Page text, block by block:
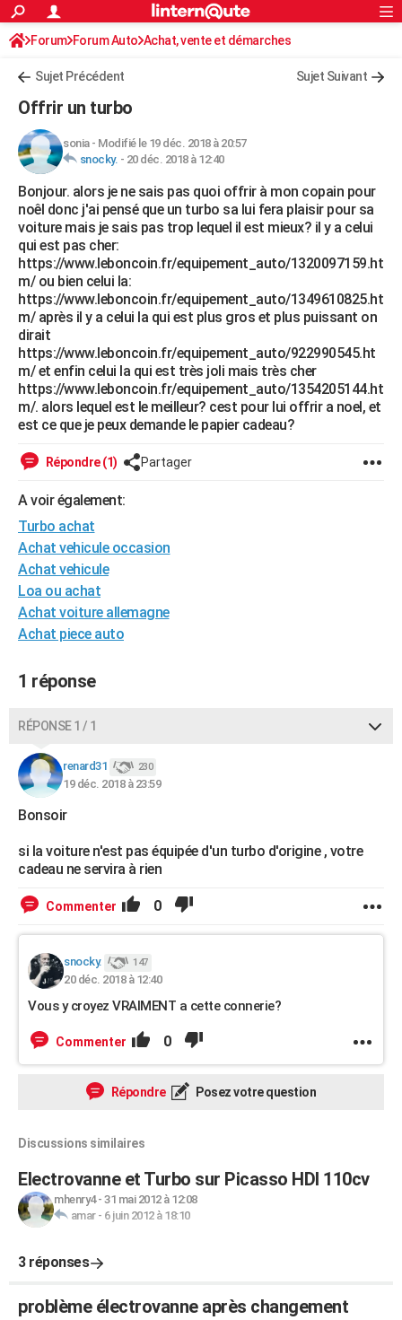
ACTUALITÉS
Politique
Société
Faits Divers
Education
Monde
Villes
+
FINANCE
Retraite
Impôts
Epargne
Immobilier
Risques naturels par ville
Banque
Assurance
Crédit
AUTO
Essais
Réserver un essai
Citadines
Berlines
SUV
Forum auto
+HIGH-TECH
Mobiles
Meilleur smartphone
Internet
Ordinateurs
Jeux vidéo
Guide high-tech
+BRICOLAGE
Forum
Aménagement intérieur
Extérieur
Cuisine
Salle de bains
Jardinage
Rangement
WEEK-END
Guides de France
Escapades
Patrimoine
Expositions
Musées
Week-end nature
LIFESTYLE
Art de vivre
Bien-être
Loisirs
Mode
Modes de vie
SANTE
Alimentation
Guide de la santé
Maladies
Médicaments
Sommeil
VOYAGE
Destinations
City break
Voyage nature
Voyage de noces
Forum
Climat
+PHOTO
GUIDES D'ACHAT
BONS PLANS
CARTE DE VOEUX
Carte de Noël
Carte Bonne année
Carte Saint-Valentin
Carte Pâques
Carte d'anniversaire
DICTIONNAIRE
Dictionnaire
Biographies
Citations
Expressions
Proverbes
PROGRAMME TV
COPAINS D'AVANT
S'inscrire
Se connecter
Lycées
Collèges
Primaires
Universités
Entreprises
Service militaire
Avis de recherche
AVIS DE DÉCÈS
S'inscrire
Connexion
Forum Forum Auto Achat, vente et démarches
Sujet Précédent Sujet Suivant
Offrir un turbo
sonia- Modifié le 19 déc. 2018 à 20:57
snocky. - 20 déc. 2018 à 12:40
Bonjour. alors je ne sais pas quoi offrir à mon copain pour
noêl donc j'ai pensé que un turbo sa lui fera plaisir pour sa
voiture mais je sais pas trop lequel il est mieux? il y a celui
qui est pas cher:
https://www.leboncoin.fr/equipement_auto/1320097159.ht
m/ ou bien celui la:
https://www.leboncoin.fr/equipement_auto/1349610825.ht
m/ après il y a celui la qui est plus gros et plus puissant on
dirait
https://www.leboncoin.fr/equipement_auto/922990545.ht
m/ et enfin celui la qui est très joli mais très cher
https://www.leboncoin.fr/equipement_auto/1354205144.ht
m/. alors lequel est le meilleur? cest pour lui offrir a noel, et
est ce que je peux demande le papier cadeau?
Répondre (1) Partager
A voir également:
Turbo achat
Achat vehicule occasion
Achat vehicule
Loa ou achat
Achat voiture allemagne
Achat piece auto
1 réponse
RÉPONSE 1 / 1
renard31 230
19 déc. 2018 à 23:59
Bonsoir
si la voiture n'est pas équipée d'un turbo d'origine , votre
cadeau ne servira à rien
Commenter 0
snocky. 147
20 déc. 2018 à 12:40
Vous y croyez VRAIMENT a cette connerie?
Commenter 0
Répondre Posez votre question
Discussions similaires
Electrovanne et Turbo sur Picasso HDI 110cv
mhenry4- 31 mai 2012 à 12:08
amar- 6 juin 2012 à 18:10
3 réponses
problème électrovanne après changement